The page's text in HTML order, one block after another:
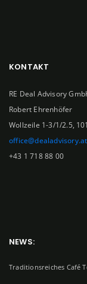
KONTAKT
RE Deal Advisory
Robert Ehrenhöfer
Wollzeile 1-3/1/2.5,
office@dealadvisory.at
+43 1 718 88 00
NEWS:
Traditionsreiches Café